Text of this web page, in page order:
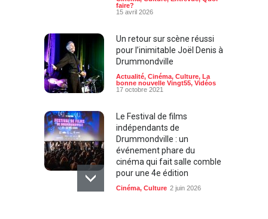
faire?
15 avril 2026
Un retour sur scène réussi
pour l’inimitable Joël Denis à
Drummondville
Actualité, Cinéma, Culture, La
bonne nouvelle Vingt55, Vidéos
17 octobre 2021
Le Festival de films
indépendants de
Drummondville : un
événement phare du
cinéma qui fait salle comble
pour une 4e édition
Cinéma, Culture 2 juin 2026